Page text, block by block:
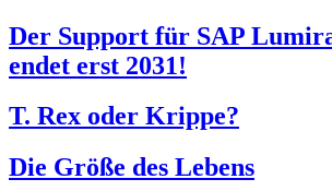
Der Support für SAP
endet erst 2031!
T. Rex oder Krippe?
Die Größe des Lebens